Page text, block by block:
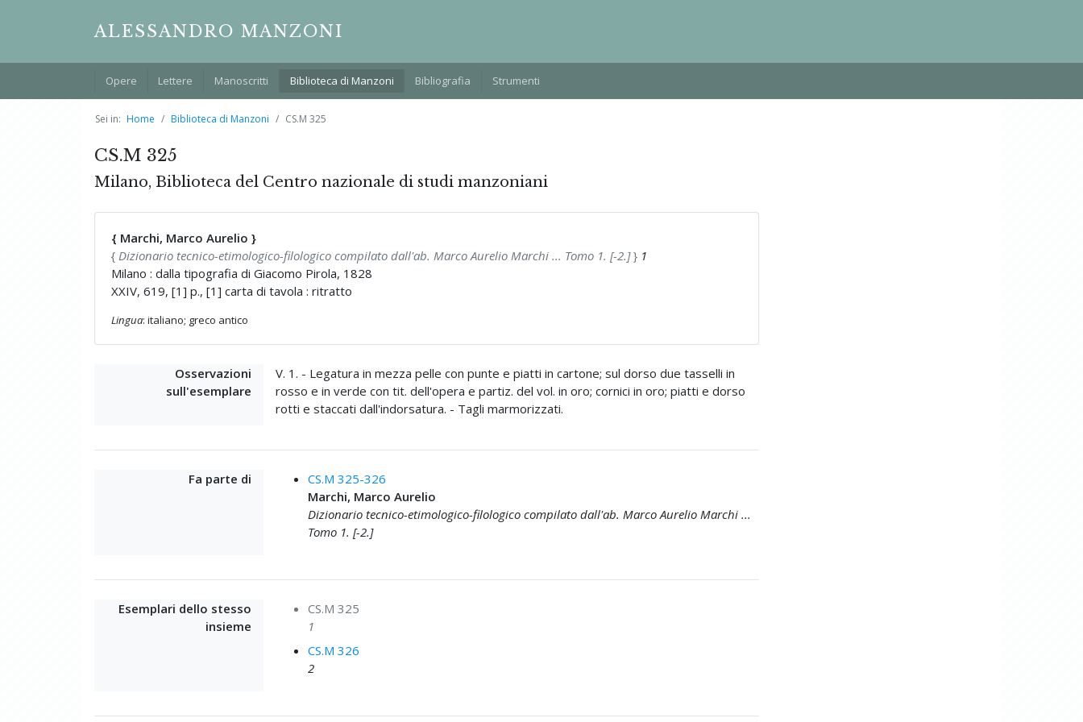
ALESSANDRO MANZONI
Opere Lettere Manoscritti Biblioteca di Manzoni Bibliografia Strumenti
Sei in: Home Biblioteca di Manzoni CS.M 325
CS.M 325
Milano, Biblioteca del Centro nazionale di studi manzoniani
{ Marchi, Marco Aurelio }
{ Dizionario tecnico-etimologico-filologico compilato dall'ab. Marco Aurelio Marchi ... Tomo 1. [-2.]} 1
Milano : dalla tipografia di Giacomo Pirola, 1828
XXIV, 619, [1] p., [1] carta di tavola : ritratto
Lingua: italiano; greco antico
Osservazioni
sull'esemplare
V. 1. - Legatura in mezza pelle con punte e piatti in cartone; sul dorso due tasselli in
rosso e in verde con tit. dell'opera e partiz. del vol. in oro; cornici in oro; piatti e dorso
rotti e staccati dall'indorsatura. - Tagli marmorizzati.
Fa parte di
CS.M 325-326
Marchi, Marco Aurelio
Dizionario tecnico-etimologico-filologico compilato dall'ab. Marco Aurelio Marchi ...
Tomo 1. [-2.]
Esemplari dello stesso
insieme
CS.M 325
1
CS.M 326
2